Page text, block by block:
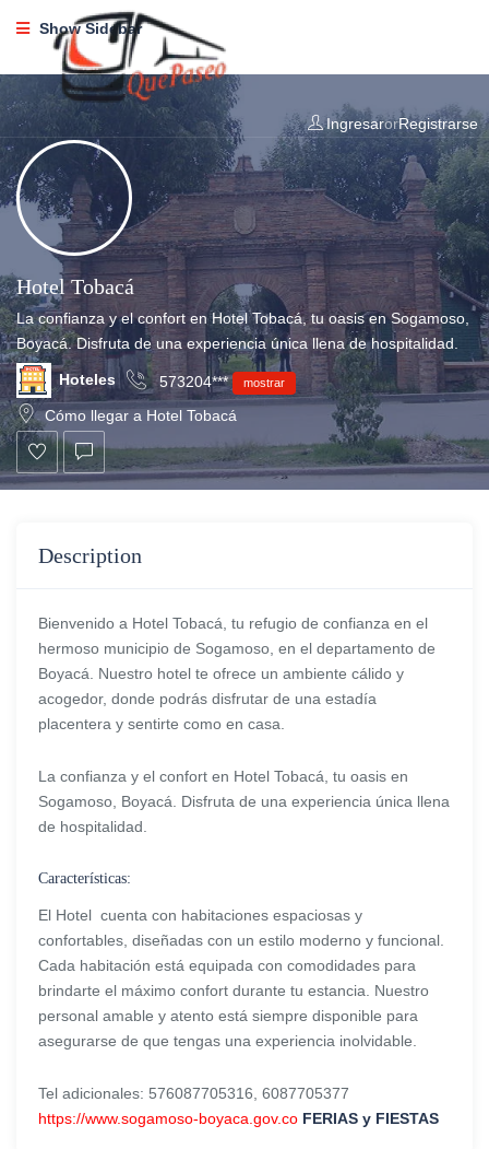
IngresarorRegistrarse
Show Sidebar
Hotel Tobacá
La confianza y el confort en Hotel Tobacá, tu oasis en Sogamoso,
Boyacá. Disfruta de una experiencia única llena de hospitalidad.
Hoteles 573204*** mostrar
Cómo llegar a Hotel Tobacá
Description
Bienvenido a Hotel Tobacá, tu refugio de confianza en el
hermoso municipio de Sogamoso, en el departamento de
Boyacá. Nuestro hotel te ofrece un ambiente cálido y
acogedor, donde podrás disfrutar de una estadía
placentera y sentirte como en casa.
La confianza y el confort en Hotel Tobacá, tu oasis en
Sogamoso, Boyacá. Disfruta de una experiencia única llena
de hospitalidad.
Características:
El Hotel cuenta con habitaciones espaciosas y
confortables, diseñadas con un estilo moderno y funcional.
Cada habitación está equipada con comodidades para
brindarte el máximo confort durante tu estancia. Nuestro
personal amable y atento está siempre disponible para
asegurarse de que tengas una experiencia inolvidable.
Tel adicionales: 576087705316, 6087705377
https://www.sogamoso-boyaca.gov.co FERIAS y FIESTAS